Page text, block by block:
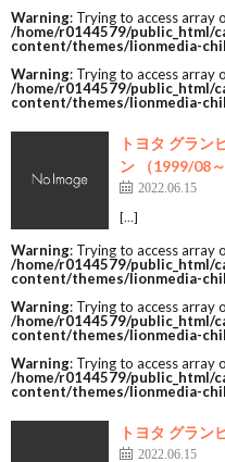
Warning: Trying to access array
/home/r0144579/public_html/
content/themes/lionmedia-
Warning: Trying to access array
/home/r0144579/public_html/
content/themes/lionmedia-
トヨタ グラ
ン （1999/08
2022.06.15
[…]
Warning: Trying to access array
/home/r0144579/public_html/
content/themes/lionmedia-
Warning: Trying to access array
/home/r0144579/public_html/
content/themes/lionmedia-
Warning: Trying to access array
/home/r0144579/public_html/
content/themes/lionmedia-
トヨタ グラン
2022.06.15